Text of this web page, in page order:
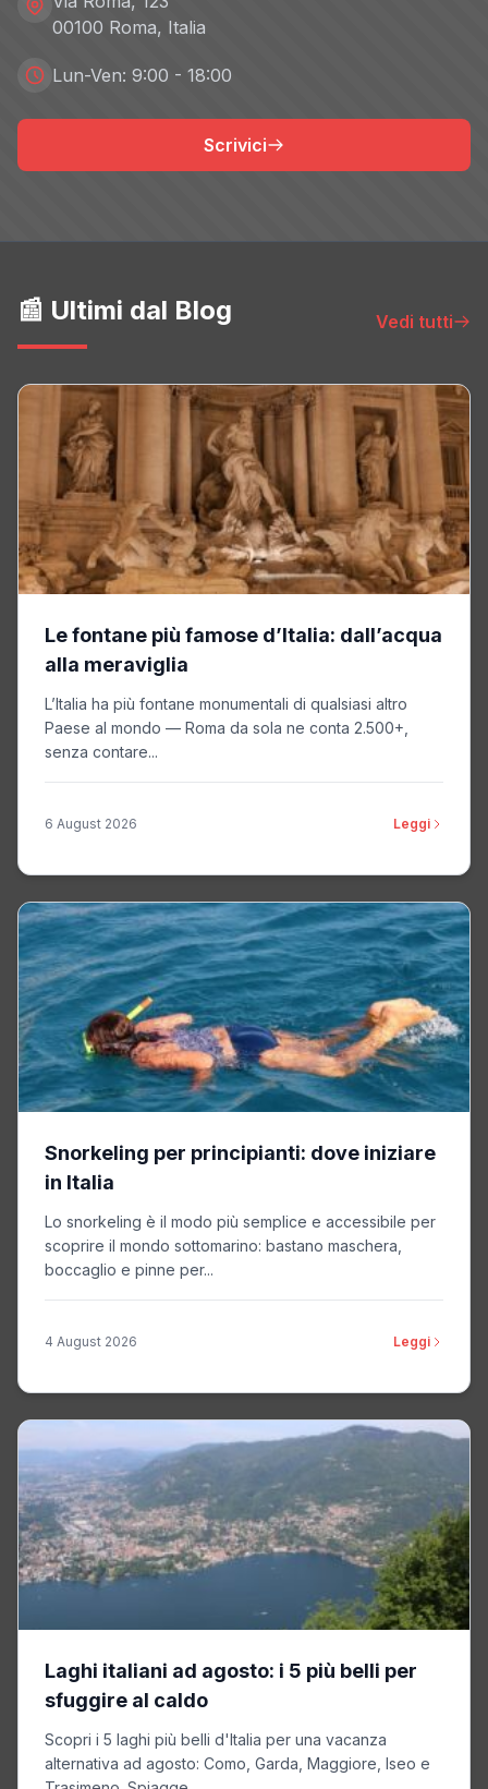
00100 Roma, Italia
Lun-Ven: 9:00 - 18:00
Scrivici
📰 Ultimi dal Blog Vedi tutti
Le fontane più famose d’Italia: dall’acqua
alla meraviglia
L’Italia ha più fontane monumentali di qualsiasi altro
Paese al mondo — Roma da sola ne conta 2.500+,
senza contare...
6 August 2026 Leggi
Snorkeling per principianti: dove iniziare
in Italia
Lo snorkeling è il modo più semplice e accessibile per
scoprire il mondo sottomarino: bastano maschera,
boccaglio e pinne per...
4 August 2026 Leggi
Laghi italiani ad agosto: i 5 più belli per
sfuggire al caldo
Scopri i 5 laghi più belli d'Italia per una vacanza
alternativa ad agosto: Como, Garda, Maggiore, Iseo e